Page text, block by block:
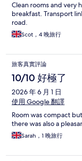
Clean rooms and very
breakfast. Transport
road.
Scot，4 晚旅行
旅客真實評論
10/10 好極了
2026 年 6 月 1 日
使用 Google 翻譯
Room was compact
there was also a
Sarah，1 晚旅行